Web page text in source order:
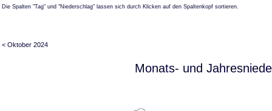
Die Spalten "Tag" und "Niederschlag" lassen sich durch Klicken auf den Spaltenkopf sortieren.
< Oktober 2024
Monats- und